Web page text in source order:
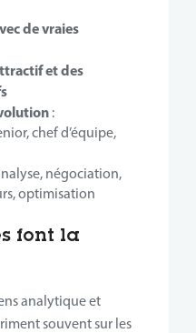
de vraies
et des
:
chef d’équipe,
négociation,
optimisation
font la
analytique et
souvent sur les